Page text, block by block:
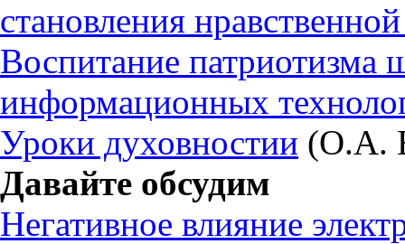
становления
Воспитание патриотизма
информационных
Уроки духовностии (О.А.
Давайте обсудим
Негативное влияние